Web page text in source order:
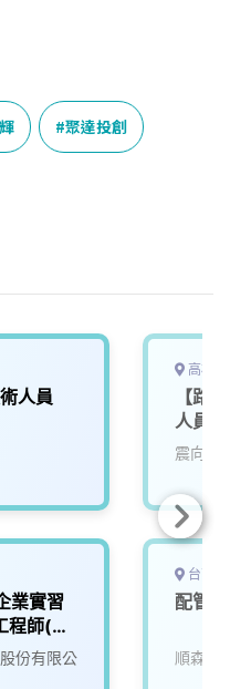
聚達投創
人員
業實習
程師(大
份有限公
高雄
【路
人員
震向科
台南
配管
順森科